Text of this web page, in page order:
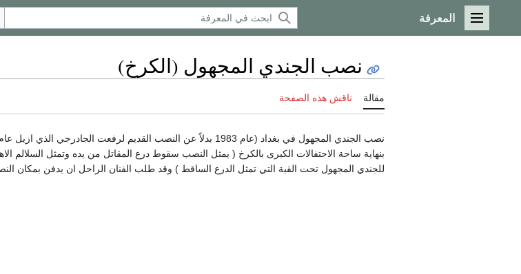
القائمة الرئيسية
المعرفة
نصب الجندي المجهول (الكرخ)
مقالة ناقش هذه الصفحة
بنهاية ساحة الاحتفالات الكبرى بالكرخ ( يمثل النصب سقوط درع المقاتل من يده وتمثل السلالم
للجندي المجهول تحت القبة التي تمثل الدرع الساقط ) وقد طلب الفنان الراحل ان يدفن بمكان النصب